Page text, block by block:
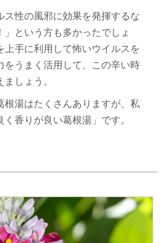
ス性の風邪に効果を発揮するな
」という方も多かったでしょ
上手に利用して怖いウイルスを
をうまく活用して、この辛い時
しょう。
根湯はたくさんありますが、私
香りが良い葛根湯」です。